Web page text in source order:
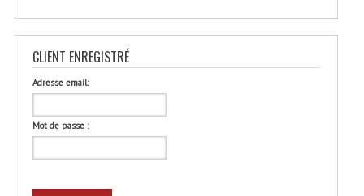
Accessoires Enceintes
CLIENT ENREGISTRÉ
Adresse email:
Mot de passe :